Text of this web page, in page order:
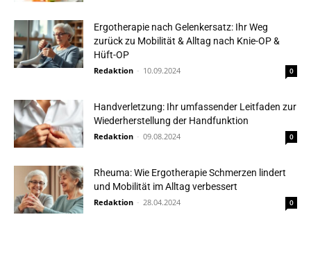
Ergotherapie nach Gelenkersatz: Ihr Weg
zurück zu Mobilität & Alltag nach Knie-OP &
Hüft-OP
Redaktion - 10.09.2024 0
Handverletzung: Ihr umfassender Leitfaden zur
Wiederherstellung der Handfunktion
Redaktion - 09.08.2024 0
Rheuma: Wie Ergotherapie Schmerzen lindert
und Mobilität im Alltag verbessert
Redaktion - 28.04.2024 0